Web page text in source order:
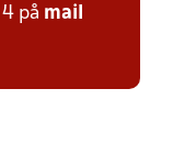
på mail